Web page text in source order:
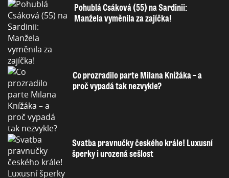
Pohublá Csáková (55) na Sardinii:
Manžela vyměnila za zajíčka!
Co prozradilo parte Milana Knížáka – a
proč vypadá tak nezvykle?
Svatba pravnučky českého krále! Luxusní
šperky i urozená sešlost